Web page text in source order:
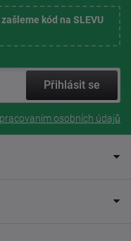
kód na SLEVU
Přihlásit se
osobních údajů